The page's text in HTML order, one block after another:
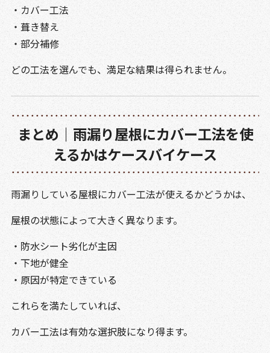
・カバー工法
・葺き替え
・部分補修
どの工法を選んでも、満足な結果は得られません。
まとめ｜雨漏り屋根にカバー工法を使
えるかはケースバイケース
雨漏りしている屋根にカバー工法が使えるかどうかは、
屋根の状態によって大きく異なります。
・防水シート劣化が主因
・下地が健全
・原因が特定できている
これらを満たしていれば、
カバー工法は有効な選択肢になり得ます。